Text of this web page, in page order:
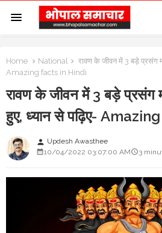
Home National
रावण के जीवन में 3 बड़े प्रसंग
Amazing facts in Hindi
रावण के जीवन में 3 बड़े प्रसंग
हुए, ध्यान से पढ़िए-
person Updesh Awasthee
10/04/2022 03:07:00 AM
3